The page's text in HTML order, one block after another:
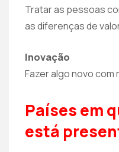
Tratar as pessoas
as diferenças de
Inovação
Fazer algo novo
Países em
está